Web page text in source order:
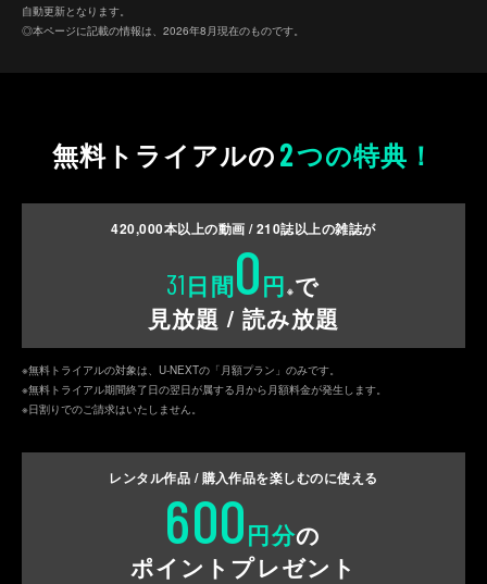
自動更新となります。
◎本ページに記載の情報は、2026年8月現在のものです。
無料トライアルの2つの特典！
420,000本以上の動画 /210誌以上の雑誌が
31日間0円 ※で
見放題 / 読み放題
※無料トライアルの対象は、U-NEXTの「月額プラン」のみです。
※無料トライアル期間終了日の翌日が属する月から月額料金が発生します。
※日割りでのご請求はいたしません。
レンタル作品 / 購入作品を楽しむのに使える
600円分の
ポイントプレゼント